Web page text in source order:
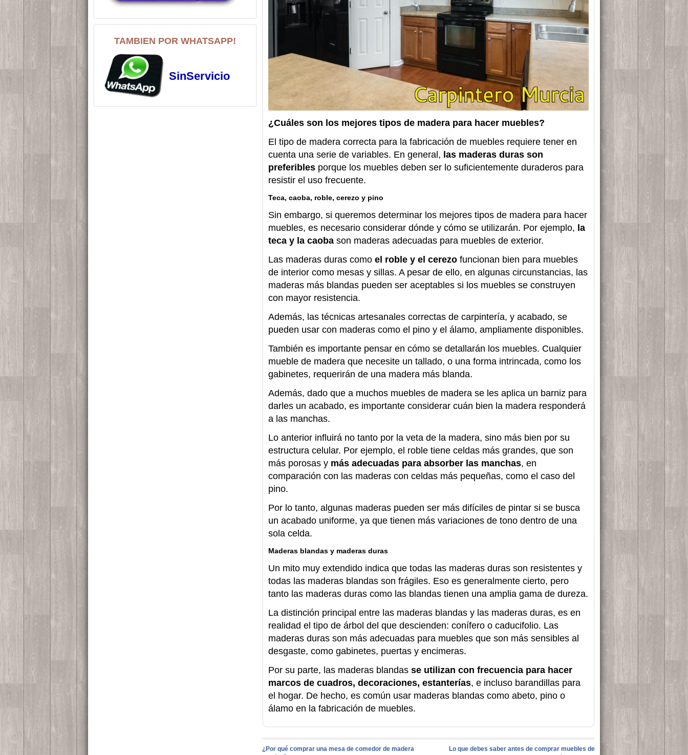
TAMBIEN POR WHATSAPP!
SinServicio
¿Cuáles son los mejores tipos de madera para hacer muebles?
El tipo de madera correcta para la fabricación de muebles requiere tener en
cuenta una serie de variables. En general, las maderas duras son
preferibles porque los muebles deben ser lo suficientemente duraderos para
resistir el uso frecuente.
Teca, caoba, roble, cerezo y pino
Sin embargo, si queremos determinar los mejores tipos de madera para hacer
muebles, es necesario considerar dónde y cómo se utilizarán. Por ejemplo, a
teca y la caoba son maderas adecuadas para muebles de exterior.
Las maderas duras como el roble y el cerezo funcionan bien para muebles
de interior como mesas y sillas. A pesar de ello, en algunas circunstancias, las
maderas más blandas pueden ser aceptables si los muebles se construyen
con mayor resistencia.
Además, las técnicas artesanales correctas de carpintería, y acabado, se
pueden usar con maderas como el pino y el álamo, ampliamente disponibles.
También es importante pensar en cómo se detallarán los muebles. Cualquier
mueble de madera que necesite un tallado, o una forma intrincada, como los
gabinetes, requerirán de una madera más blanda.
Además, dado que a muchos muebles de madera se les aplica un barniz para
darles un acabado, es importante considerar cuán bien la madera responderá
a las manchas.
Lo anterior influirá no tanto por la veta de la madera, sino más bien por su
estructura celular. Por ejemplo, el roble tiene celdas más grandes, que son
más porosas y más adecuadas para absorber las manchas, en
comparación con las maderas con celdas más pequeñas, como el caso del
pino.
Por lo tanto, algunas maderas pueden ser más difíciles de pintar si se busca
un acabado uniforme, ya que tienen más variaciones de tono dentro de una
sola celda.
Maderas blandas y maderas duras
Un mito muy extendido indica que todas las maderas duras son resistentes y
todas las maderas blandas son frágiles. Eso es generalmente cierto, pero
tanto las maderas duras como las blandas tienen una amplia gama de dureza.
La distinción principal entre las maderas blandas y las maderas duras, es en
realidad el tipo de árbol del que descienden: conífero o caducifolio. Las
maderas duras son más adecuadas para muebles que son más sensibles al
desgaste, como gabinetes, puertas y encimeras.
Por su parte, las maderas blandas se utilizan con frecuencia para hacer
marcos de cuadros, decoraciones, estanterías, e incluso barandillas para
el hogar. De hecho, es común usar maderas blandas como abeto, pino o
álamo en la fabricación de muebles.
¿Por qué comprar una mesa de comedor de madera
Lo que debes saber antes de comprar muebles de